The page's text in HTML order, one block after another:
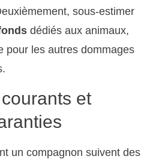
sous-estimer
dédiés aux animaux,
pour les autres dommages
et
un compagnon suivent des